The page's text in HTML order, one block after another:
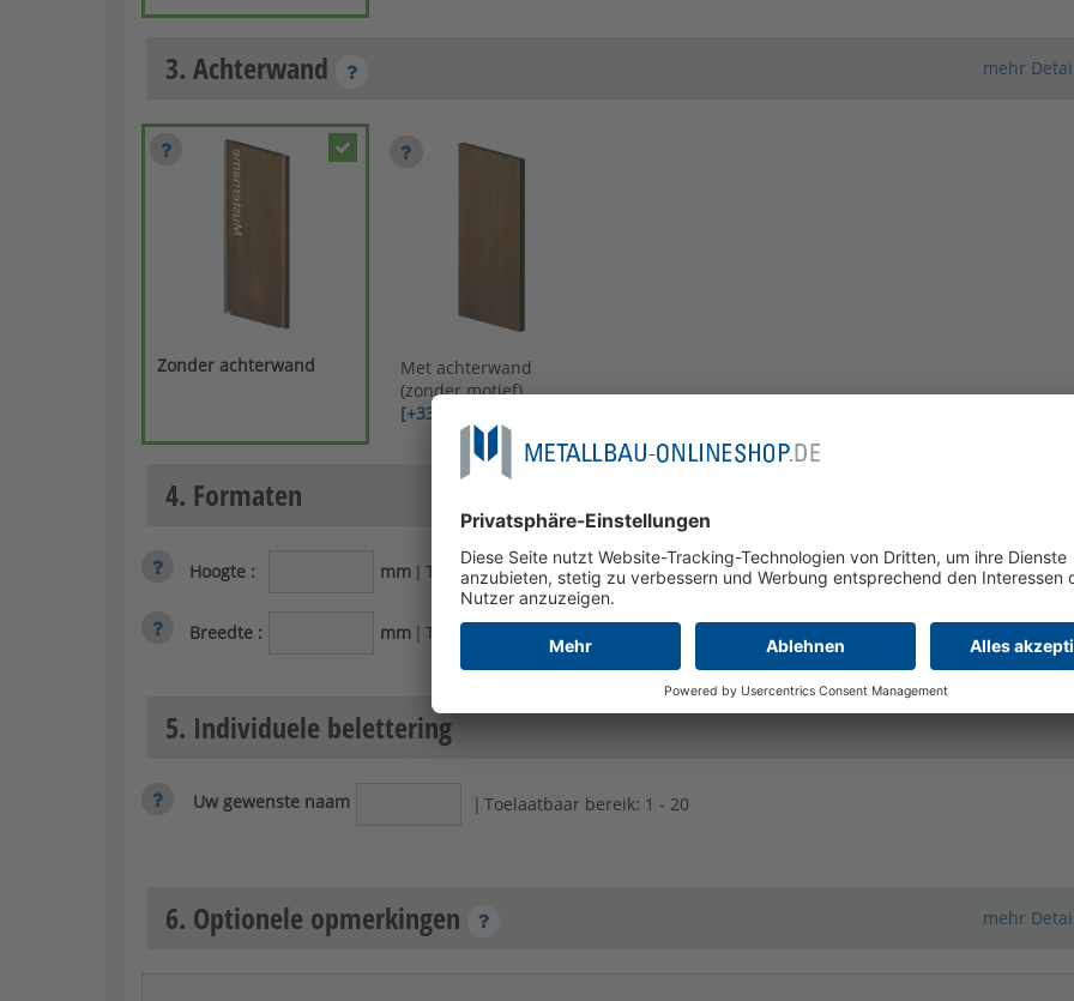
3. Achterwand mehr
Zonder achterwand
Met achterwand
(zonder motief)
[+331,88 €]
4. Formaten
Hoogte : mm | Toelaatbaar bereik: 1400 - 2880
Breedte : mm | Toelaatbaar bereik: 450 - 1200
5. Individuele belettering
Uw gewenste naam | Toelaatbaar bereik: 1 - 20
6. Optionele opmerkingen mehr